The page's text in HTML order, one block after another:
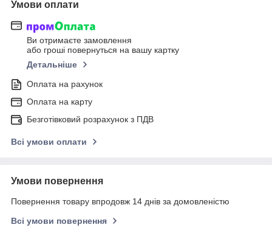
Умови оплати
Ви отримаєте замовлення
або гроші повернуться на вашу картку
Детальніше
Оплата на рахунок
Оплата на карту
Безготівковий розрахунок з ПДВ
Всі умови оплати
Умови повернення
Повернення товару впродовж 14 днів за домовленістю
Всі умови повернення